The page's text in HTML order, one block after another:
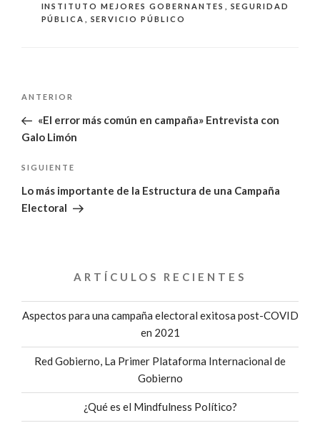
INSTITUTO MEJORES GOBERNANTES
SEGURIDAD
PÚBLICA
SERVICIO PÚBLICO
entradas
Entrada
anterior:
ANTERIOR
«El error más común en campaña» Entrevista con
Galo Limón
Siguiente
entrada
SIGUIENTE
Lo más importante de la Estructura de una Campaña
Electoral
ARTÍCULOS RECIENTES
Aspectos para una campaña electoral exitosa post-COVID
en 2021
Red Gobierno, La Primer Plataforma Internacional de
Gobierno
¿Qué es el Mindfulness Político?